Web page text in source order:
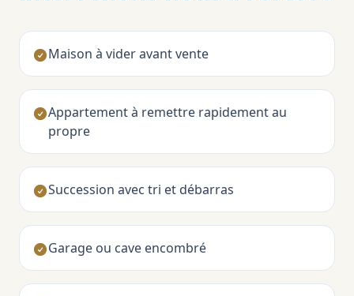
Maison à vider avant vente
Appartement à remettre rapidement au
propre
Succession avec tri et débarras
Garage ou cave encombré